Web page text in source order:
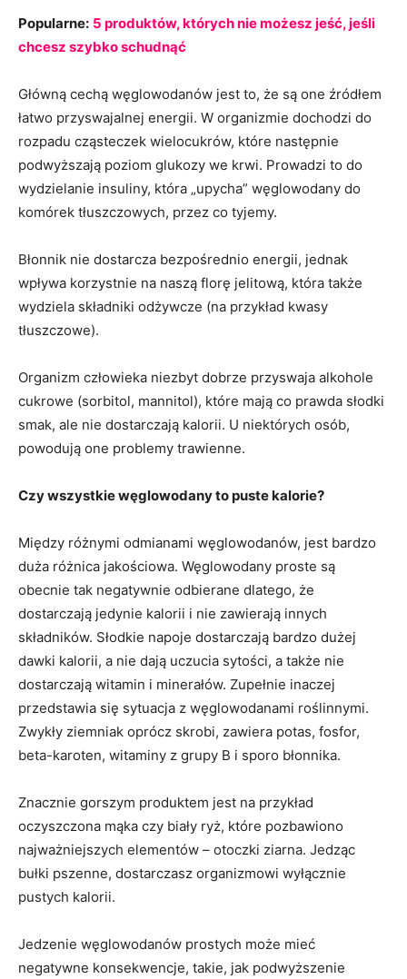
Popularne: 5 produktów, których nie możesz jeść, jeśli
chcesz szybko schudnąć
Główną cechą węglowodanów jest to, że są one źródłem
łatwo przyswajalnej energii. W organizmie dochodzi do
rozpadu cząsteczek wielocukrów, które następnie
podwyższają poziom glukozy we krwi. Prowadzi to do
wydzielanie insuliny, która „upycha” węglowodany do
komórek tłuszczowych, przez co tyjemy.
Błonnik nie dostarcza bezpośrednio energii, jednak
wpływa korzystnie na naszą florę jelitową, która także
wydziela składniki odżywcze (na przykład kwasy
tłuszczowe).
Organizm człowieka niezbyt dobrze przyswaja alkohole
cukrowe (sorbitol, mannitol), które mają co prawda słodki
smak, ale nie dostarczają kalorii. U niektórych osób,
powodują one problemy trawienne.
Czy wszystkie węglowodany to puste kalorie?
Między różnymi odmianami węglowodanów, jest bardzo
duża różnica jakościowa. Węglowodany proste są
obecnie tak negatywnie odbierane dlatego, że
dostarczają jedynie kalorii i nie zawierają innych
składników. Słodkie napoje dostarczają bardzo dużej
dawki kalorii, a nie dają uczucia sytości, a także nie
dostarczają witamin i minerałów. Zupełnie inaczej
przedstawia się sytuacja z węglowodanami roślinnymi.
Zwykły ziemniak oprócz skrobi, zawiera potas, fosfor,
beta-karoten, witaminy z grupy B i sporo błonnika.
Znacznie gorszym produktem jest na przykład
oczyszczona mąka czy biały ryż, które pozbawiono
najważniejszych elementów – otoczki ziarna. Jedząc
bułki pszenne, dostarczasz organizmowi wyłącznie
pustych kalorii.
Jedzenie węglowodanów prostych może mieć
negatywne konsekwencje, takie, jak podwyższenie